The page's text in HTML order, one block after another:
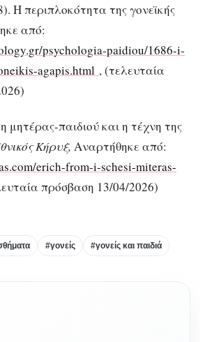
Η περιπλοκότητα της γονεϊκής
από:
psychologia-paidiou/1686-i-
agapis.html , (τελευταία
μητέρας-παιδιού και η τέχνη της
Κήρυξ, Αναρτήθηκε από:
erich-from-i-schesi-miteras-
πρόσβαση 13/04/2026)
#γονείς #γονείς και παιδιά